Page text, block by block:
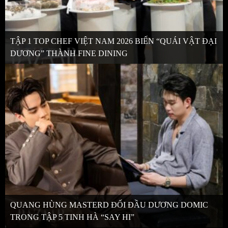
TẬP 1 TOP CHEF VIỆT NAM 2026 BIẾN “QUÁI VẬT ĐẠI
DƯƠNG” THÀNH FINE DINING
QUANG HÙNG MASTERD ĐỐI ĐẦU DƯƠNG DOMIC
TRONG TẬP 5 TINH HÀ “SAY HI”